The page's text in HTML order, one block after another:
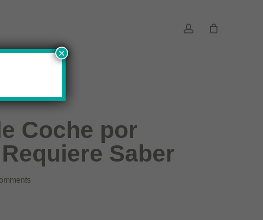
account
Coche por
Saber
×